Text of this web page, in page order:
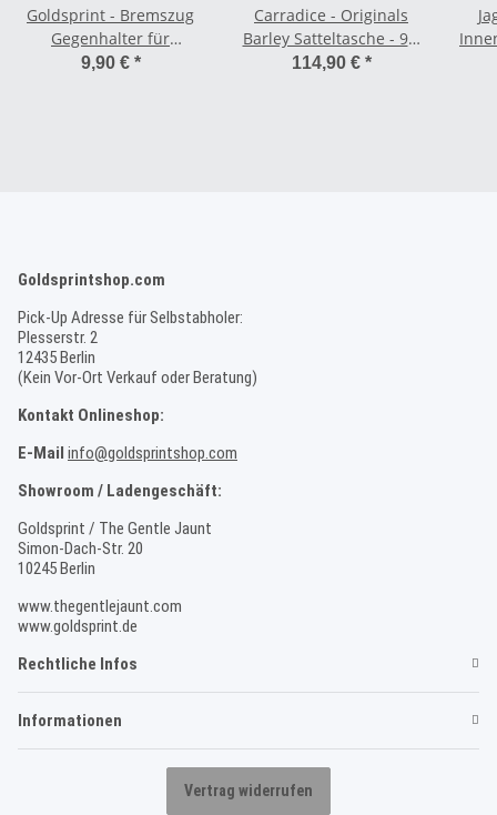
Goldsprint - Bremszug
Gegenhalter für
Sattelklemme
9,90 € *
Carradice - Originals
Barley Satteltasche - 9 L
grün (hellbraune Straps)
114,90 € *
Goldsprintshop.com
Pick-Up Adresse für Selbstabholer:
Plesserstr. 2
12435 Berlin
(Kein Vor-Ort Verkauf oder Beratung)
Kontakt Onlineshop:
E-Mail info@goldsprintshop.com
Showroom / Ladengeschäft:
Goldsprint / The Gentle Jaunt
Simon-Dach-Str. 20
10245 Berlin
www.thegentlejaunt.com
www.goldsprint.de
Rechtliche Infos
Informationen
Vertrag widerrufen